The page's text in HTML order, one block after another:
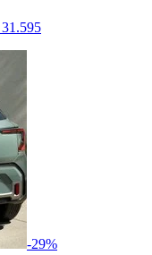
31.595
-29%